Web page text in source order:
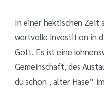
In einer hektischen Zeit
wertvolle Investition in
Gott. Es ist eine
Gemeinschaft, des
du schon „alter Hase“